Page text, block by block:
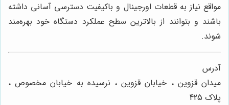
مواقع نیاز به قطعات اورجینال و باکیفیت دسترسی آسانی داشته
باشند و بتوانند از بالاترین سطح عملکرد دستگاه خود بهره‌مند
شوند.
آدرس
میدان قزوین ، خیابان قزوین ، نرسیده به خیابان مخصوص ،
پلاک 425